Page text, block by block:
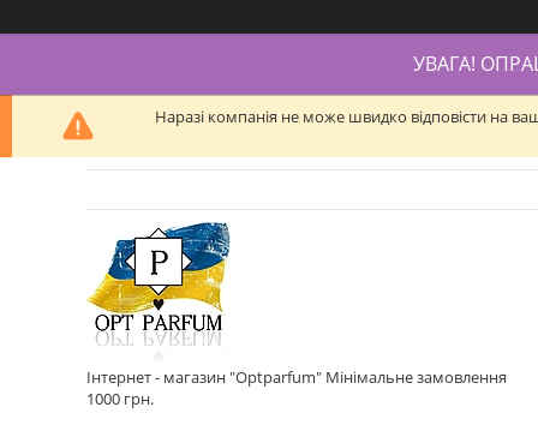
УВАГА!
Наразі компанія не може швидко відповісти на
Інтернет - магазин "Optparfum" Мінімальне замовлення
1000 грн.